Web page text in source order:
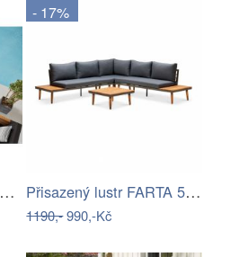
Higold Zahradní sestava HIGOLD - New…
- 17%
Přisazený lustr FARTA 5xE27/60W/230V…
1190,-990,-Kč